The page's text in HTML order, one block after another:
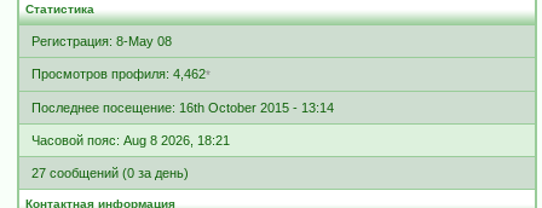
Статистика
Регистрация: 8-May 08
Просмотров профиля: 4,462*
Последнее посещение: 16th October 2015 - 13:14
Часовой пояс: Aug 8 2026, 18:21
27 сообщений (0 за день)
Контактная информация